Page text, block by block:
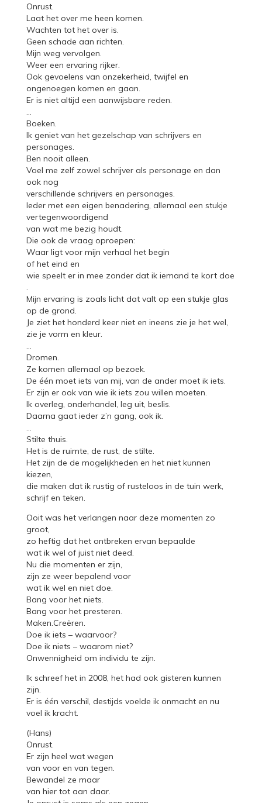
Onrust.
Laat het over me heen komen.
Wachten tot het over is.
Geen schade aan richten.
Mijn weg vervolgen.
Weer een ervaring rijker.
Ook gevoelens van onzekerheid, twijfel en
ongenoegen komen en gaan.
Er is niet altijd een aanwijsbare reden.
…
Boeken.
Ik geniet van het gezelschap van schrijvers en
personages.
Ben nooit alleen.
Voel me zelf zowel schrijver als personage en dan
ook nog
verschillende schrijvers en personages.
Ieder met een eigen benadering, allemaal een stukje
vertegenwoordigend
van wat me bezig houdt.
Die ook de vraag oproepen:
Waar ligt voor mijn verhaal het begin
of het eind en
wie speelt er in mee zonder dat ik iemand te kort doe
.
Mijn ervaring is zoals licht dat valt op een stukje glas
op de grond.
Je ziet het honderd keer niet en ineens zie je het wel,
zie je vorm en kleur.
…
Dromen.
Ze komen allemaal op bezoek.
De één moet iets van mij, van de ander moet ik iets.
Er zijn er ook van wie ik iets zou willen moeten.
Ik overleg, onderhandel, leg uit, beslis.
Daarna gaat ieder z’n gang, ook ik.
…
Stilte thuis.
Het is de ruimte, de rust, de stilte.
Het zijn de de mogelijkheden en het niet kunnen
kiezen,
die maken dat ik rustig of rusteloos in de tuin werk,
schrijf en teken.
Ooit was het verlangen naar deze momenten zo
groot,
zo heftig dat het ontbreken ervan bepaalde
wat ik wel of juist niet deed.
Nu die momenten er zijn,
zijn ze weer bepalend voor
wat ik wel en niet doe.
Bang voor het niets.
Bang voor het presteren.
Maken.Creëren.
Doe ik iets – waarvoor?
Doe ik niets – waarom niet?
Onwennigheid om individu te zijn.
Ik schreef het in 2008, het had ook gisteren kunnen
zijn.
Er is één verschil, destijds voelde ik onmacht en nu
voel ik kracht.
(Hans)
Onrust.
Er zijn heel wat wegen
van voor en van tegen.
Bewandel ze maar
van hier tot aan daar.